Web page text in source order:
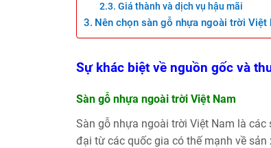
Giá thành và dịch vụ hậu mãi
Nên chọn sàn gỗ nhựa ngoài trời Việt
Sự khác biệt về nguồn gốc và
Sàn gỗ nhựa ngoài trời Việt Nam
Sàn gỗ nhựa ngoài trời Việt Nam là
đại từ các quốc gia có thế mạnh về sản